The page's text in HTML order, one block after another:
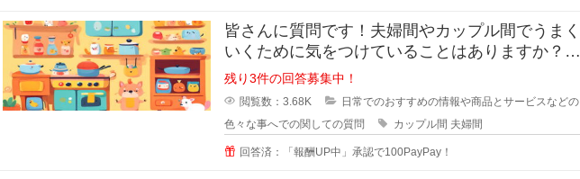
皆さんに質問です！夫婦間やカップル間でうまく
いくために気をつけていることはありますか？
私は夫と結婚10年目ですが
残り3件の回答募集中！
閲覧数：3.68K
日常でのおすすめの情報や商品とサービスなどの
色々な事へでの関しての質問
カップル間 夫婦間
回答済：「報酬UP中」承認で100PayPay！